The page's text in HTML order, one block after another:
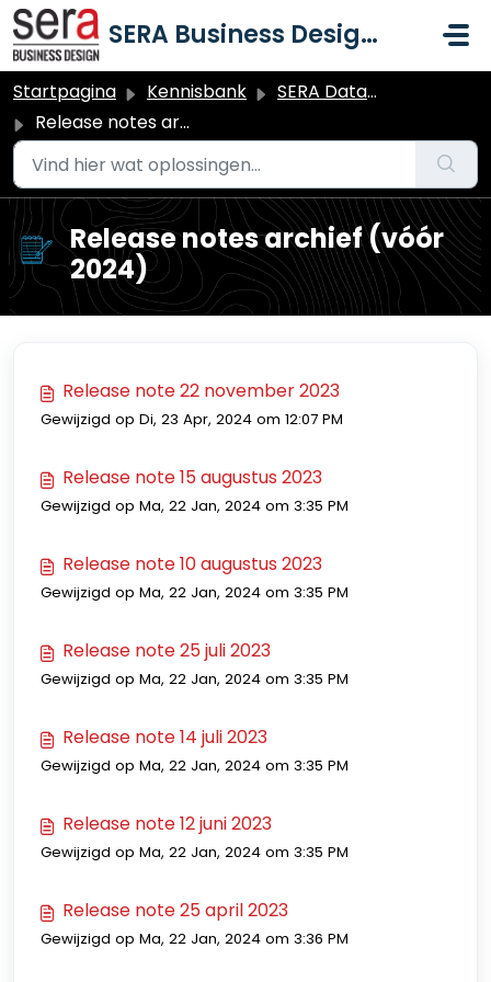
Doorgaan naar hoofdinhoud
SERA Business Design B.V.
Startpagina Kennisbank
SERA Dataduiker Algemeen
Release notes archief (vóór 2024)
Release notes archief (vóór
2024)
Release note 22 november 2023
Gewijzigd op Di, 23 Apr, 2024 om 12:07 PM
Release note 15 augustus 2023
Gewijzigd op Ma, 22 Jan, 2024 om 3:35 PM
Release note 10 augustus 2023
Gewijzigd op Ma, 22 Jan, 2024 om 3:35 PM
Release note 25 juli 2023
Gewijzigd op Ma, 22 Jan, 2024 om 3:35 PM
Release note 14 juli 2023
Gewijzigd op Ma, 22 Jan, 2024 om 3:35 PM
Release note 12 juni 2023
Gewijzigd op Ma, 22 Jan, 2024 om 3:35 PM
Release note 25 april 2023
Gewijzigd op Ma, 22 Jan, 2024 om 3:36 PM